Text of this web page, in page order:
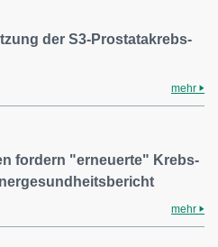
der S3-Prostatakrebs-
mehr
fordern "erneuerte" Krebs-
mehr